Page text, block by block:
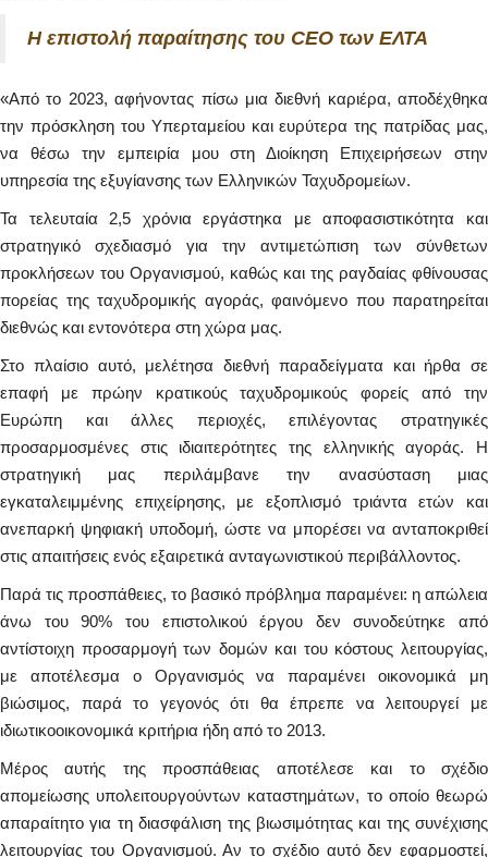
H επιστολή παραίτησης του CEO των ΕΛΤΑ
«Από το 2023, αφήνοντας πίσω μια διεθνή καριέρα, αποδέχθηκα
την πρόσκληση του Υπερταμείου και ευρύτερα της πατρίδας μας,
να θέσω την εμπειρία μου στη Διοίκηση Επιχειρήσεων στην
υπηρεσία της εξυγίανσης των Ελληνικών Ταχυδρομείων.
Τα τελευταία 2,5 χρόνια εργάστηκα με αποφασιστικότητα και
στρατηγικό σχεδιασμό για την αντιμετώπιση των σύνθετων
προκλήσεων του Οργανισμού, καθώς και της ραγδαίας φθίνουσας
πορείας της ταχυδρομικής αγοράς, φαινόμενο που παρατηρείται
διεθνώς και εντονότερα στη χώρα μας.
Στο πλαίσιο αυτό, μελέτησα διεθνή παραδείγματα και ήρθα σε
επαφή με πρώην κρατικούς ταχυδρομικούς φορείς από την
Ευρώπη και άλλες περιοχές, επιλέγοντας στρατηγικές
προσαρμοσμένες στις ιδιαιτερότητες της ελληνικής αγοράς. Η
στρατηγική μας περιλάμβανε την ανασύσταση μιας
εγκαταλειμμένης επιχείρησης, με εξοπλισμό τριάντα ετών και
ανεπαρκή ψηφιακή υποδομή, ώστε να μπορέσει να ανταποκριθεί
στις απαιτήσεις ενός εξαιρετικά ανταγωνιστικού περιβάλλοντος.
Παρά τις προσπάθειες, το βασικό πρόβλημα παραμένει: η απώλεια
άνω του 90% του επιστολικού έργου δεν συνοδεύτηκε από
αντίστοιχη προσαρμογή των δομών και του κόστους λειτουργίας,
με αποτέλεσμα ο Οργανισμός να παραμένει οικονομικά μη
βιώσιμος, παρά το γεγονός ότι θα έπρεπε να λειτουργεί με
ιδιωτικοοικονομικά κριτήρια ήδη από το 2013.
Μέρος αυτής της προσπάθειας αποτέλεσε και το σχέδιο
απομείωσης υπολειτουργούντων καταστημάτων, το οποίο θεωρώ
απαραίτητο για τη διασφάλιση της βιωσιμότητας και της συνέχισης
λειτουργίας του Οργανισμού. Αν το σχέδιο αυτό δεν εφαρμοστεί,